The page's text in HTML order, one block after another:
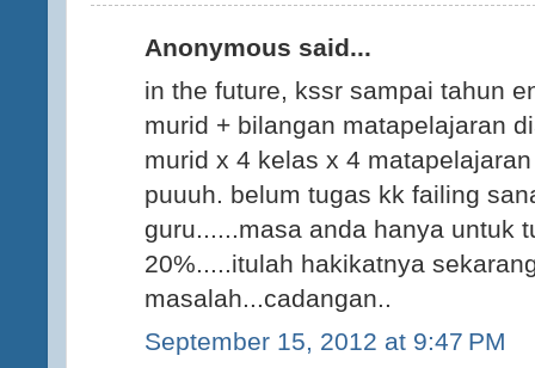
Anonymous said...
in the future, kssr sampai tahun
murid + bilangan matapelajaran
murid x 4 kelas x 4
puuuh. belum tugas kk failing
guru......masa anda hanya untuk
20%.....itulah hakikatnya
masalah...cadangan..
September 15, 2012 at 9:47 PM